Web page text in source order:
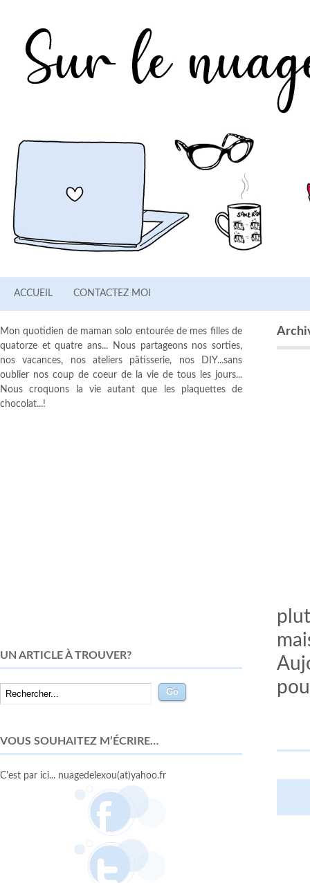
ACCUEIL CONTACTEZ MOI
Mon quotidien de maman solo entourée de mes filles de
quatorze et quatre ans... Nous partageons nos sorties,
nos vacances, nos ateliers pâtisserie, nos DIY...sans
oublier nos coup de coeur de la vie de tous les jours...
Nous croquons la vie autant que les plaquettes de
chocolat...!
UN ARTICLE À TROUVER?
VOUS SOUHAITEZ M’ÉCRIRE…
C'est par ici... nuagedelexou(at)yahoo.fr